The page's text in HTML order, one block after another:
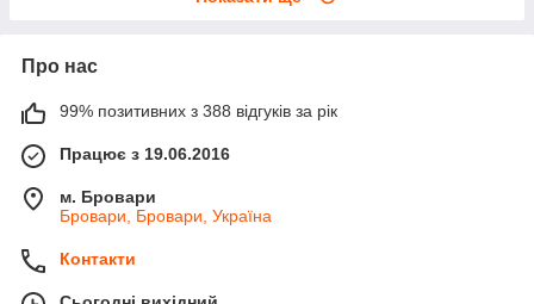
Про нас
99% позитивних з 388 відгуків за рік
Працює з 19.06.2016
м. Бровари
Бровари, Бровари, Україна
Контакти